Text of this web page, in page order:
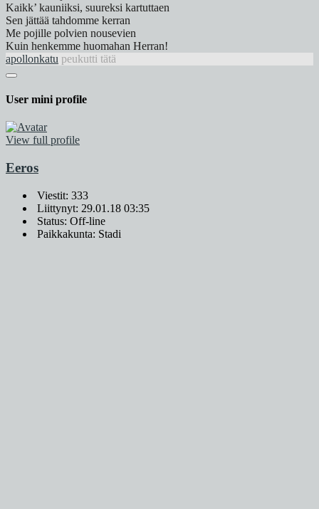
Kaikk’ kauniiksi, suureksi kartuttaen
Sen jättää tahdomme kerran
Me pojille polvien nousevien
Kuin henkemme huomahan Herran!
apollonkatu peukutti tätä
User mini profile
View full profile
Eeros
Viestit: 333
Liittynyt: 29.01.18 03:35
Status: Off-line
Paikkakunta: Stadi